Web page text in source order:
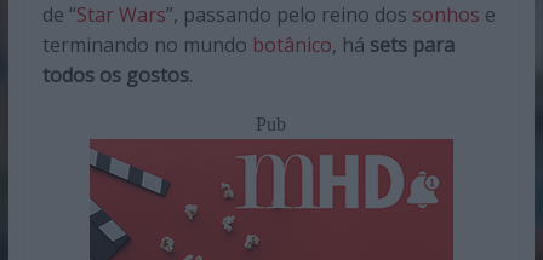
de “Star Wars”, passando pelo reino dos sonhos e
terminando no mundo botânico, há sets para
todos os gostos.
Pub